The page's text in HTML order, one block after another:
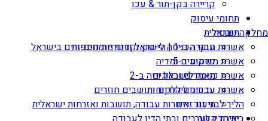
קריירה בקן-תור & עכו
תחומי עיסוק
מחלקה ישראלית
אשרות עבודה ב-1 | הי-טק וקטגוריות נוספות
אשרת משקיע ב-5
אשרת כניסה לישראל ויזה ב-2
אשרות עבודה ליהודים ותושבים חוזרים
הליך לבני זוג זרים
תובנות
חוקי הכניסה לישראל ודיני מומחים זרים בישראל
פרסומים ומדיה
מאמרים ובלוגים
עדכונים ללקוחות
תיעוד: אשרות עבודה, תושבות ואזרחות ישראלית